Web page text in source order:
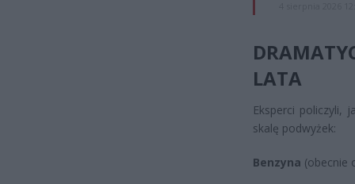
LATA
Eksperci policzyli,
skalę podwyżek:
Benzyna (obecnie